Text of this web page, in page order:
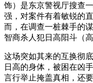
饰）是东京警视厅搜查
强，对案件有着敏锐的
而，在调查一桩棘手的
智商杀人犯日高阳斗（
这场突如其来的互换彻
日高的身体，被困在凶
言行举止掩盖真相，还